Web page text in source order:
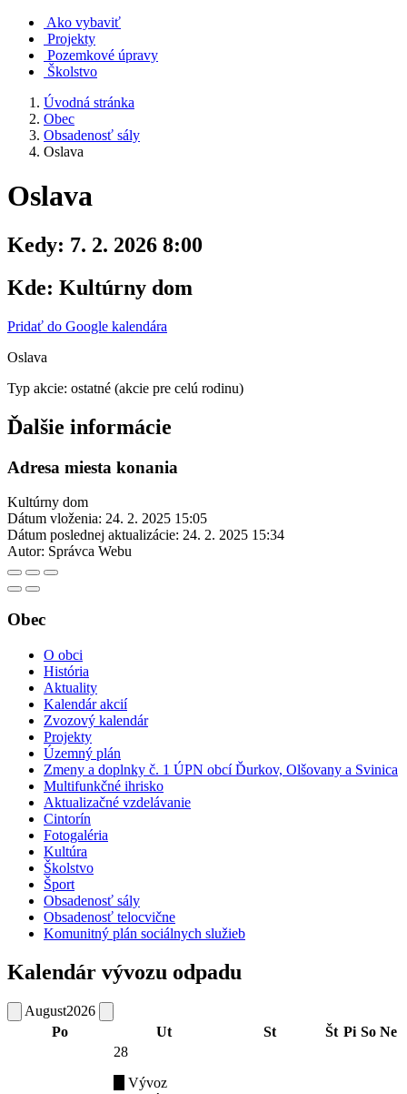
Ako vybaviť
Projekty
Pozemkové úpravy
Školstvo
Úvodná stránka
Obec
Obsadenosť sály
Oslava
Oslava
Kedy: 7. 2. 2026 8:00
Kde: Kultúrny dom
Pridať do Google kalendára
Oslava
Typ akcie: ostatné (akcie pre celú rodinu)
Ďalšie informácie
Adresa miesta konania
Kultúrny dom
Dátum vloženia: 24. 2. 2025 15:05
Dátum poslednej aktualizácie: 24. 2. 2025 15:34
Autor: Správca Webu
Obec
O obci
História
Aktuality
Kalendár akcií
Zvozový kalendár
Projekty
Územný plán
Zmeny a doplnky č. 1 ÚPN obcí Ďurkov, Olšovany a Svinica
Multifunkčné ihrisko
Aktualizačné vzdelávanie
Cintorín
Fotogaléria
Kultúra
Školstvo
Šport
Obsadenosť sály
Obsadenosť telocvične
Komunitný plán sociálnych služieb
Kalendár vývozu odpadu
August2026
Po
Ut St Št Pi So Ne
28
Vývoz